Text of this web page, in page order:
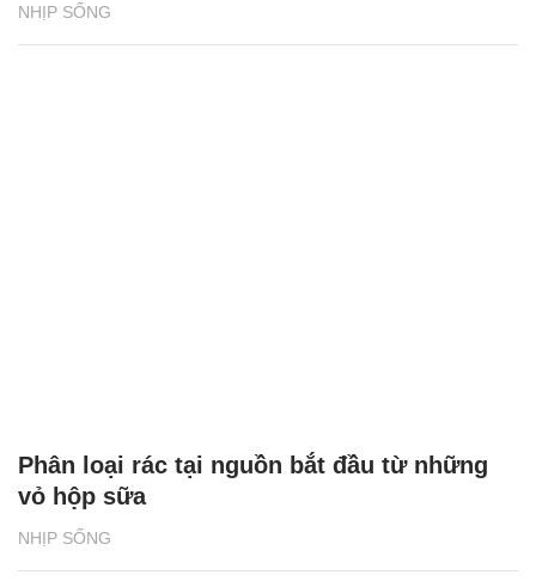
NHỊP SỐNG
NHỊP SỐNG
Phân loại rác tại nguồn bắt đầu từ những
vỏ hộp sữa